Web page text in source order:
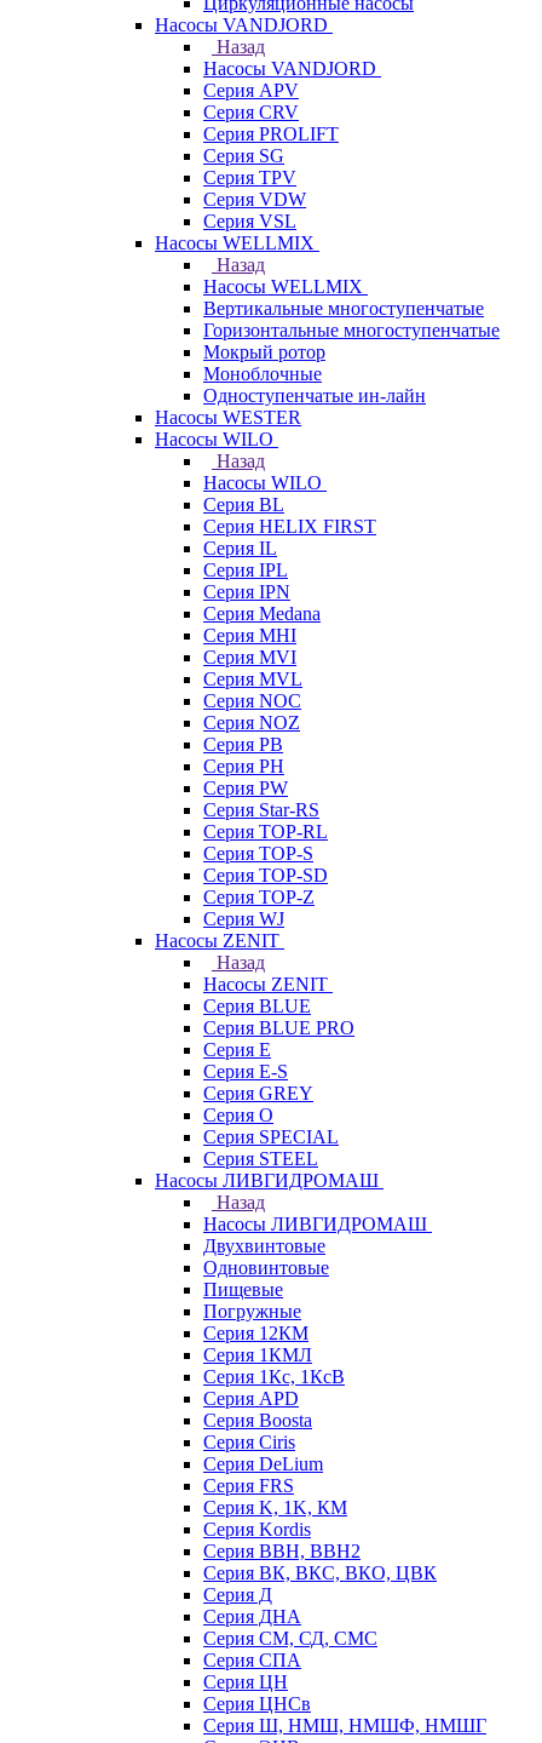
Насосы VANDJORD
Назад
Насосы VANDJORD
Серия APV
Серия CRV
Серия PROLIFT
Серия SG
Серия TPV
Серия VDW
Серия VSL
Насосы WELLMIX
Назад
Насосы WELLMIX
Вертикальные многоступенчатые
Горизонтальные многоступенчатые
Мокрый ротор
Моноблочные
Одноступенчатые ин-лайн
Насосы WESTER
Насосы WILO
Назад
Насосы WILO
Серия BL
Серия HELIX FIRST
Серия IL
Серия IPL
Серия IPN
Серия Medana
Серия MHI
Серия MVI
Серия MVL
Серия NOC
Серия NOZ
Серия PB
Серия PH
Серия PW
Серия Star-RS
Серия TOP-RL
Серия TOP-S
Серия TOP-SD
Серия TOP-Z
Серия WJ
Насосы ZENIT
Назад
Насосы ZENIT
Серия BLUE
Серия BLUE PRO
Серия E
Серия E-S
Серия GREY
Серия O
Серия SPECIAL
Серия STEEL
Насосы ЛИВГИДРОМАШ
Назад
Насосы ЛИВГИДРОМАШ
Двухвинтовые
Одновинтовые
Пищевые
Погружные
Серия 12КМ
Серия 1КМЛ
Серия 1Кс, 1КсВ
Серия APD
Серия Boosta
Серия Ciris
Серия DeLium
Серия FRS
Серия K, 1K, КМ
Серия Kordis
Серия ВВН, ВВН2
Серия ВК, ВКС, ВКО, ЦВК
Серия Д
Серия ДНА
Серия СМ, СД, СМС
Серия СПА
Серия ЦН
Серия ЦНСв
Серия Ш, НМШ, НМШФ, НМШГ